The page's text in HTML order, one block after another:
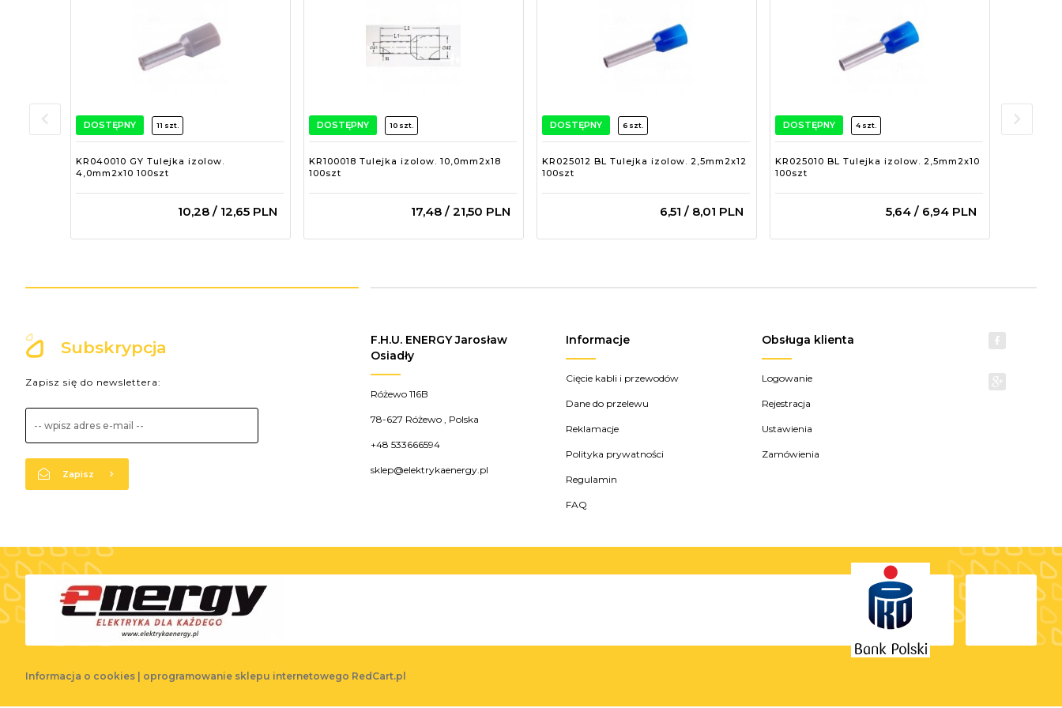
DOSTĘPNY 11 szt.
KR040010 GY Tulejka izolow.
4,0mm2x10 100szt
10,28 / 12,65 PLN
DOSTĘPNY 10 szt.
KR100018 Tulejka izolow. 10,0mm2x18
100szt
17,48 / 21,50 PLN
DOSTĘPNY 6 szt.
KR025012 BL Tulejka izolow. 2,5mm2x12
100szt
6,51 / 8,01 PLN
DOSTĘPNY 4 szt.
KR025010 BL Tulejka izolow. 2,5mm2x10
100szt
5,64 / 6,94 PLN
Subskrypcja
Zapisz się do newslettera:
Zapisz
F.H.U. ENERGY Jarosław
Osiadły
Różewo 116B
78-627 Różewo Polska
+48 533666594
sklep@elektrykaenergy.pl
Informacje
Cięcie kabli i przewodów
Dane do przelewu
Reklamacje
Polityka prywatności
Regulamin
FAQ
Obsługa klienta
Logowanie
Rejestracja
Ustawienia
Zamówienia
Informacja o cookies oprogramowanie sklepu internetowego RedCart.pl